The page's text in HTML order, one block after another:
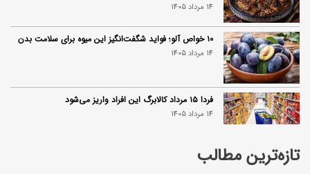
تازه‌ترین مطالب
14 مرداد 1405
۱۰ خواص آلو؛ فواید شگفت‌انگیز این میوه برای سلامت بدن
14 مرداد 1405
فردا ۱۵ مرداد کالابرگ این افراد واریز می‌شود
14 مرداد 1405
زمان شارژ کالابرگ تغییر کرد؛ جزئیات برنامه جدید واریز اعتبار